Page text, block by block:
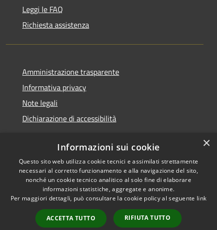
Leggi le FAQ
Richiesta assistenza
Amministrazione trasparente
Informativa privacy
Note legali
Dichiarazione di accessibilità
RSS
Accessibilità
Cookie
Mappa del sito
Statistiche riferite al
Copyright © 2026 • Comune di
Casei Gerola • Powered by
Municipium•Accesso
redazione
×
Informazioni sui cookie
Questo sito web utilizza cookie tecnici e assimilati strettamente
necessari al corretto funzionamento e alla navigazione del sito,
nonché un cookie tecnico analitico al solo fine di elaborare
informazioni statistiche, aggregate e anonime.
Per maggiori dettagli, può consultare la cookie policy al seguente link
ACCETTA TUTTO RIFIUTA TUTTO